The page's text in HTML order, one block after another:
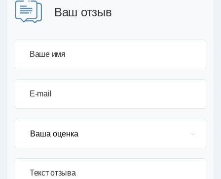
Ваш отзыв
Ваше имя
E-mail
Текст отзыва